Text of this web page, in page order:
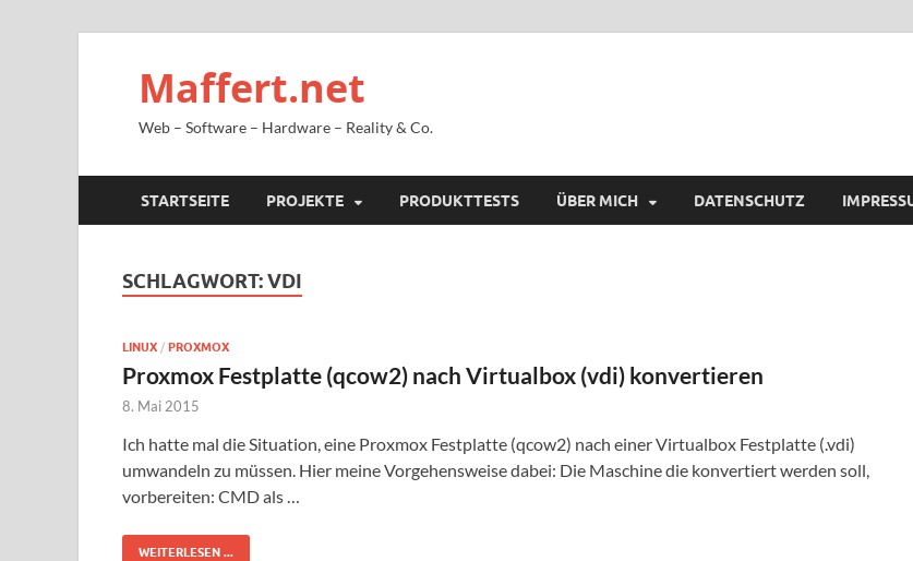
Maffert.net
Web – Software – Hardware – Reality & Co.
STARTSEITE PROJEKTE PRODUKTTESTS ÜBER MICH DATENSCHUTZ
SCHLAGWORT:VDI
LINUX / PROXMOX
Proxmox Festplatte (qcow2) nach Virtualbox (vdi) konvertieren
8. Mai 2015
Ich hatte mal die Situation, eine Proxmox Festplatte (qcow2) nach einer Virtualbox Festplatte (.vdi)
umwandeln zu müssen. Hier meine Vorgehensweise dabei: Die Maschine die konvertiert werden soll,
vorbereiten: CMD als …
WEITERLESEN ...